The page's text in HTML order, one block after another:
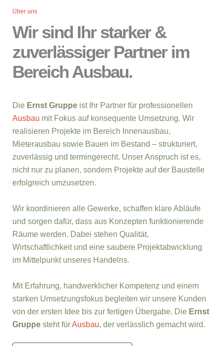
Über uns
Wir sind Ihr starker &
zuverlässiger Partner im
Bereich Ausbau.
Die Ernst Gruppe ist Ihr Partner für professionellen
Ausbau mit Fokus auf konsequente Umsetzung. Wir
realisieren Projekte im Bereich Innenausbau,
Mieterausbau sowie Bauen im Bestand – strukturiert,
zuverlässig und termingerecht. Unser Anspruch ist es,
nicht nur zu planen, sondern Projekte auf der Baustelle
erfolgreich umzusetzen.
Wir koordinieren alle Gewerke, schaffen klare Abläufe
und sorgen dafür, dass aus Konzepten funktionierende
Räume werden. Dabei stehen Qualität,
Wirtschaftlichkeit und eine saubere Projektabwicklung
im Mittelpunkt unseres Handelns.
Mit Erfahrung, handwerklicher Kompetenz und einem
starken Umsetzungsfokus begleiten wir unsere Kunden
von der ersten Idee bis zur fertigen Übergabe. Die Ernst
Gruppe steht fürAusbau, der verlässlich gemacht wird.